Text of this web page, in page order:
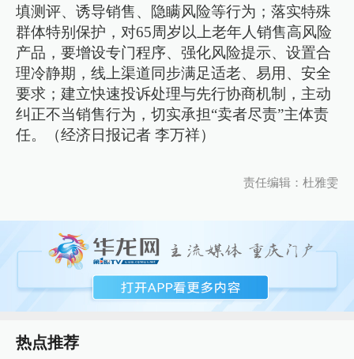
填测评、诱导销售、隐瞒风险等行为；落实特殊
群体特别保护，对65周岁以上老年人销售高风险
产品，要增设专门程序、强化风险提示、设置合
理冷静期，线上渠道同步满足适老、易用、安全
要求；建立快速投诉处理与先行协商机制，主动
纠正不当销售行为，切实承担“卖者尽责”主体责
任。（经济日报记者 李万祥）
责任编辑：杜雅雯
热点推荐